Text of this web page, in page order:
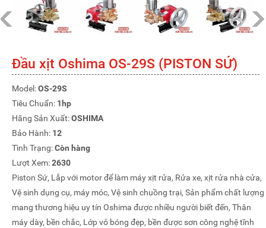
Đầu xịt Oshima OS-29S (PISTON SỨ)
Model:OS-29S
Tiêu Chuẩn: 1hp
Hãng Sản Xuất:OSHIMA
Bảo Hành: 12
Tình Trạng:Còn hàng
Lượt Xem:2630
Piston Sứ, Lắp với motor để làm máy xịt rửa, Rửa xe, xịt rửa nhà cửa,
Vệ sinh dụng cụ, máy móc, Vệ sinh chuồng trại, Sản phẩm chất lượng
mang thương hiệu uy tín Oshima được nhiều người biết đến, Thân
máy dày, bền chắc, Lớp vỏ bóng đẹp, bền được sơn công nghệ tĩnh